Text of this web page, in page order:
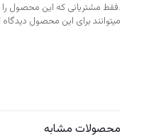
.فقط مشتریانی که این محصول را
میتوانند برای این محصول دیدگاه
محصولات مشابه